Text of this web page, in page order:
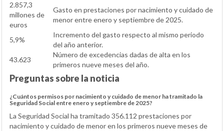
2.857,3
millones de
euros
Gasto en prestaciones por nacimiento y cuidado de
menor entre enero y septiembre de 2025.
5,9%
Incremento del gasto respecto al mismo periodo
del año anterior.
43.623
Número de excedencias dadas de alta en los
primeros nueve meses del año.
Preguntas sobre la noticia
¿Cuántos permisos por nacimiento y cuidado de menor ha tramitado la
Seguridad Social entre enero y septiembre de 2025?
La Seguridad Social ha tramitado 356.112 prestaciones por
nacimiento y cuidado de menor en los primeros nueve meses de